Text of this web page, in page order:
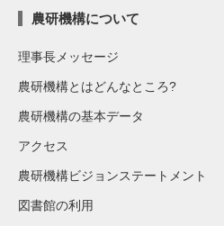
農研機構について
理事長メッセージ
農研機構とはどんなところ?
農研機構の基本データ
アクセス
農研機構ビジョンステートメント
図書館の利用